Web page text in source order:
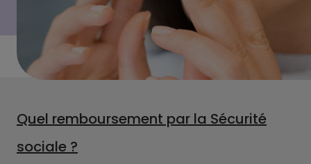
Quel remboursement par la Sécurité
sociale ?